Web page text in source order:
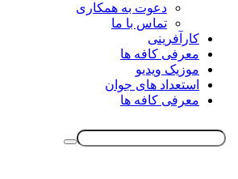
دعوت به همکاری
تماس با ما
کارآفرینی
معرفی کافه ها
موزیک ویدیو
استعداد های جوان
معرفی کافه ها